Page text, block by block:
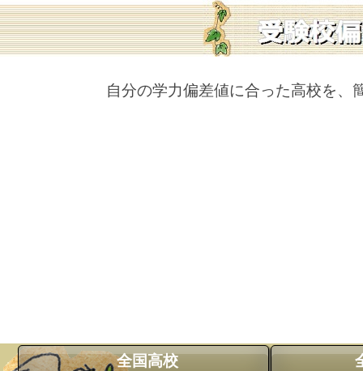
自分の学力偏差値に合った高校を、
全国高校